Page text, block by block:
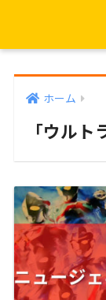
ホーム
「ウル